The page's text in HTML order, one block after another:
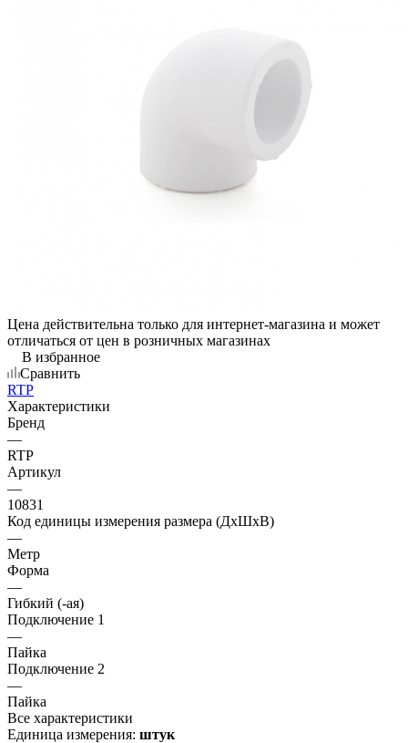
Цена действительна только для интернет-магазина и может
отличаться от цен в розничных магазинах
В избранное
Сравнить
RTP
Характеристики
Бренд
—
RTP
Артикул
—
10831
Код единицы измерения размера (ДхШхВ)
—
Метр
Форма
—
Гибкий (-ая)
Подключение 1
—
Пайка
Подключение 2
—
Пайка
Все характеристики
Единица измерения: штук